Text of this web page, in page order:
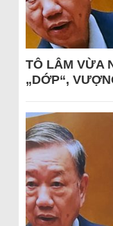
TÔ LÂM VỪA
„DỚP“,